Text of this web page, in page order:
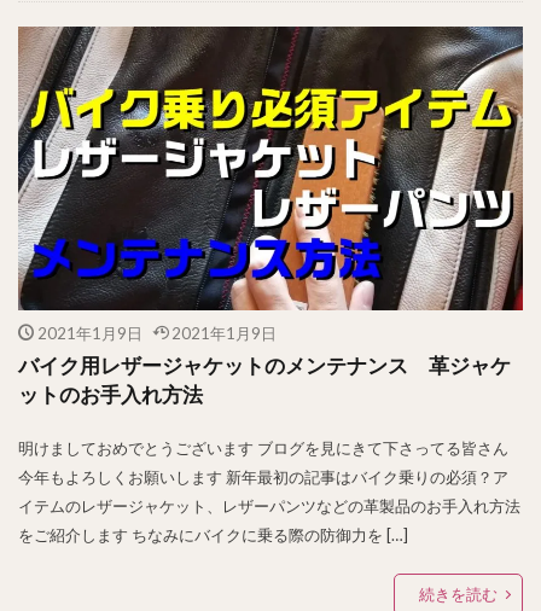
2021年1月9日 2021年1月9日
バイク用レザージャケットのメンテナンス 革ジャケ
ットのお手入れ方法
明けましておめでとうございます ブログを見にきて下さってる皆さん
今年もよろしくお願いします 新年最初の記事はバイク乗りの必須？ア
イテムのレザージャケット、レザーパンツなどの革製品のお手入れ方法
をご紹介します ちなみにバイクに乗る際の防御力を […]
続きを読む